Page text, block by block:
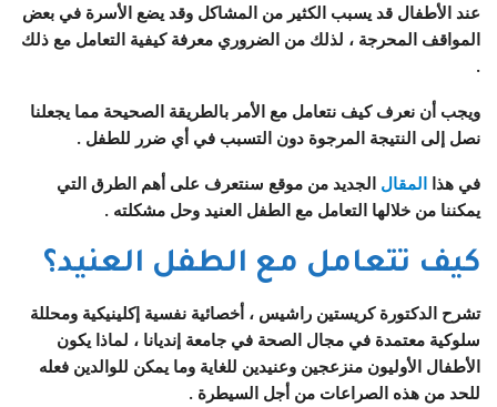
عند الأطفال قد يسبب الكثير من المشاكل وقد يضع الأسرة في بعض
المواقف المحرجة ، لذلك من الضروري معرفة كيفية التعامل مع ذلك
.
ويجب أن نعرف كيف نتعامل مع الأمر بالطريقة الصحيحة مما يجعلنا
نصل إلى النتيجة المرجوة دون التسبب في أي ضرر للطفل .
في هذا المقال الجديد من موقع سنتعرف على أهم الطرق التي
يمكننا من خلالها التعامل مع الطفل العنيد وحل مشكلته .
كيف تتعامل مع الطفل العنيد؟
تشرح الدكتورة كريستين راشيس ، أخصائية نفسية إكلينيكية ومحللة
سلوكية معتمدة في مجال الصحة في جامعة إنديانا ، لماذا يكون
الأطفال الأوليون منزعجين وعنيدين للغاية وما يمكن للوالدين فعله
للحد من هذه الصراعات من أجل السيطرة .